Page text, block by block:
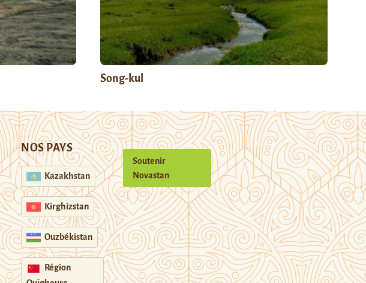
Song-kul
NOS PAYS
Kazakhstan
Kirghizstan
Ouzbékistan
Région
Soutenir
Novastan